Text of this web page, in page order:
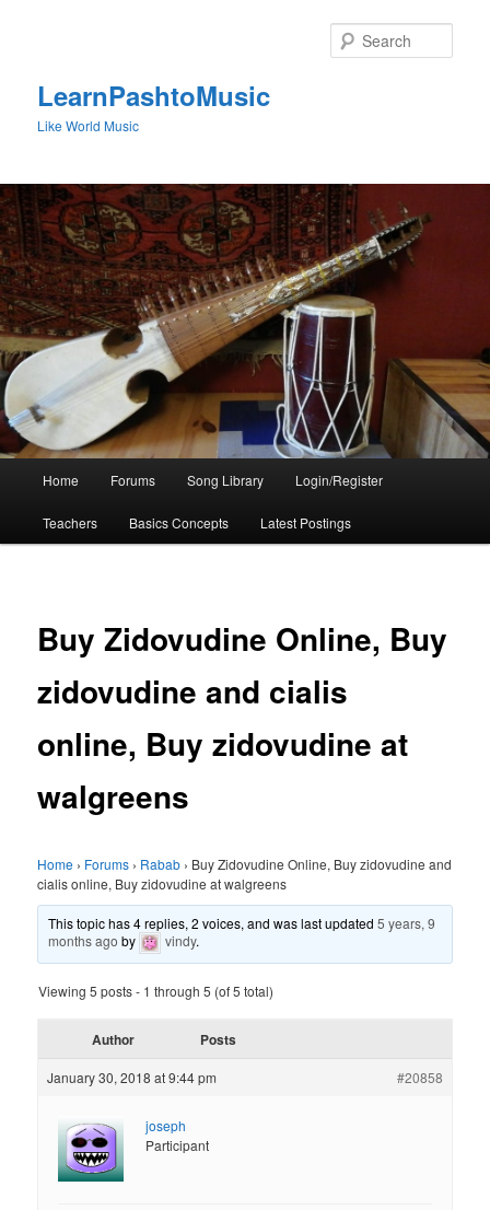
LearnPashtoMusic
Like World Music
Home Forums Song Library Login/Register
Teachers Basics Concepts Latest Postings
Buy Zidovudine Online, Buy
zidovudine and cialis
online, Buy zidovudine at
walgreens
Home › Forums › Rabab › Buy Zidovudine Online, Buy zidovudine and
cialis online, Buy zidovudine at walgreens
This topic has 4 replies, 2 voices, and was last updated5 years, 9
months ago by vindy.
Viewing 5 posts - 1 through 5 (of 5 total)
Author Posts
January 30, 2018 at 9:44 pm #20858
joseph
Participant